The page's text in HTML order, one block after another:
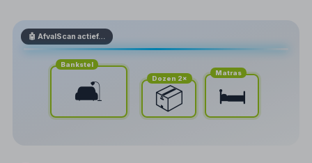
🤖 AfvalScan actief…
Bankstel
🛋️ Dozen 2×
📦
Matras
🛏️